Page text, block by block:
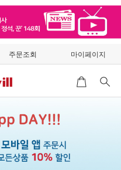
주문조회 마이페이지